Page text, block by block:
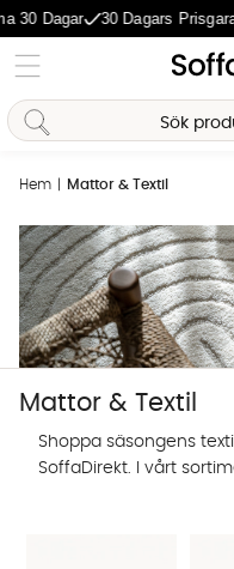
30 Dagars Prisgaranti
Hem Mattor & Textil
Mattor & Textil
Shoppa säsongens
SoffaDirekt. I vårt
utbud av